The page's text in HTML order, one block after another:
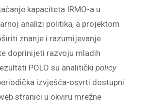
kapaciteta IRMO-a u
analizi politika, a projektom
znanje i razumijevanje
doprinijeti razvoju mladih
POLO su analitički policy
izvješća-osvrti dostupni
stranici u okviru mrežne